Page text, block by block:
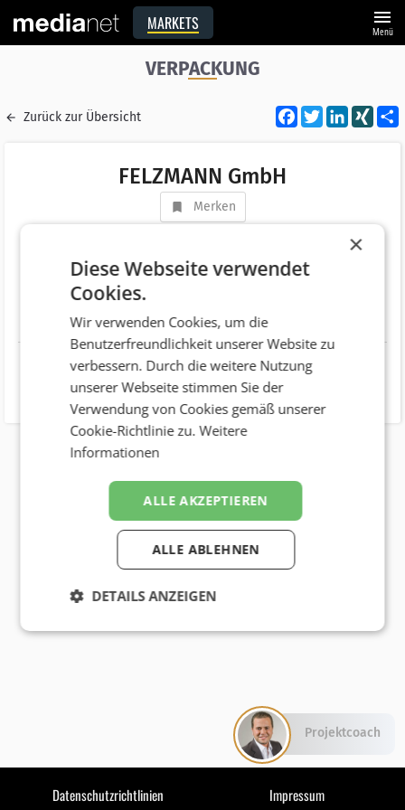
MARKETS menu
Menü
VERPACKUNG
Zurück zur Übersicht Facebook
Twitter XING
FELZMANN GmbH
Merken
AT 4020 Linz
Telefonnummer +43 (732) 651271
Website http://www.felzmann.at
Datenschutzrichtlinien Impressum
×
Diese Webseite verwendet
Cookies.
Wir verwenden Cookies, um die
Benutzerfreundlichkeit unserer Website zu
verbessern. Durch die weitere Nutzung
unserer Webseite stimmen Sie der
Verwendung von Cookies gemäß unserer
Cookie-Richtlinie zu.Weitere
Informationen
ALLE AKZEPTIEREN
ALLE ABLEHNEN
DETAILS ANZEIGEN
Projektcoach